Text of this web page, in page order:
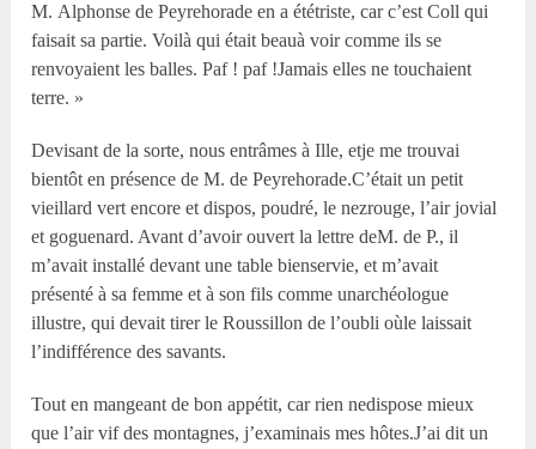
M. Alphonse de Peyrehorade en a ététriste, car c’est Coll qui
faisait sa partie. Voilà qui était beauà voir comme ils se
renvoyaient les balles. Paf ! paf !Jamais elles ne touchaient
terre. »
Devisant de la sorte, nous entrâmes à Ille, etje me trouvai
bientôt en présence de M. de Peyrehorade.C’était un petit
vieillard vert encore et dispos, poudré, le nezrouge, l’air jovial
et goguenard. Avant d’avoir ouvert la lettre deM. de P., il
m’avait installé devant une table bienservie, et m’avait
présenté à sa femme et à son fils comme unarchéologue
illustre, qui devait tirer le Roussillon de l’oubli oùle laissait
l’indifférence des savants.
Tout en mangeant de bon appétit, car rien nedispose mieux
que l’air vif des montagnes, j’examinais mes hôtes.J’ai dit un